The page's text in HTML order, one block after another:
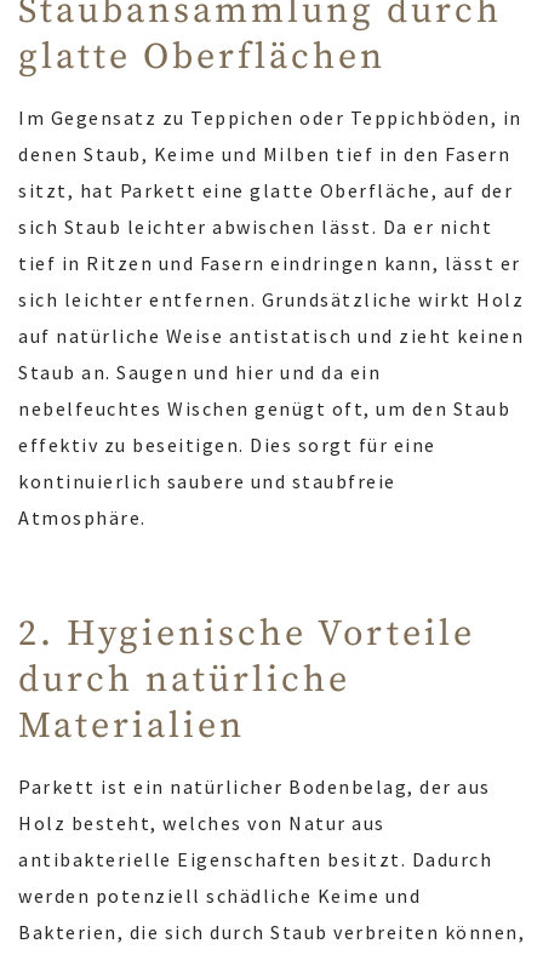
Staubansammlung durch
glatte Oberflächen
Im Gegensatz zu Teppichen oder Teppichböden, in
denen Staub, Keime und Milben tief in den Fasern
sitzt, hat Parkett eine glatte Oberfläche, auf der
sich Staub leichter abwischen lässt. Da er nicht
tief in Ritzen und Fasern eindringen kann, lässt er
sich leichter entfernen. Grundsätzliche wirkt Holz
auf natürliche Weise antistatisch und zieht keinen
Staub an. Saugen und hier und da ein
nebelfeuchtes Wischen genügt oft, um den Staub
effektiv zu beseitigen. Dies sorgt für eine
kontinuierlich saubere und staubfreie
Atmosphäre.
2. Hygienische Vorteile
durch natürliche
Materialien
Parkett ist ein natürlicher Bodenbelag, der aus
Holz besteht, welches von Natur aus
antibakterielle Eigenschaften besitzt. Dadurch
werden potenziell schädliche Keime und
Bakterien, die sich durch Staub verbreiten können,